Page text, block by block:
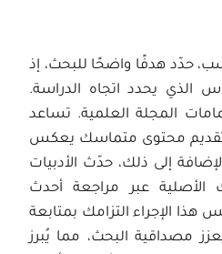
حدّد هدفًا واضحًا للبحث، إذ
الذي يحدد اتجاه الدراسة.
المجلة العلمية. تساعد
تقديم محتوى متماسك يعكس
إلى ذلك، حدّث الأدبيات
عبر مراجعة أحدث
الإجراء التزامك بمتابعة
مصداقية البحث، مما يُبرز